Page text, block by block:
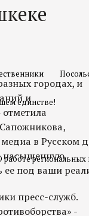
единстве!
работе региональных
городах, и
и
в Русском
насыщенную
ее под ваши
пресс-служб.
-